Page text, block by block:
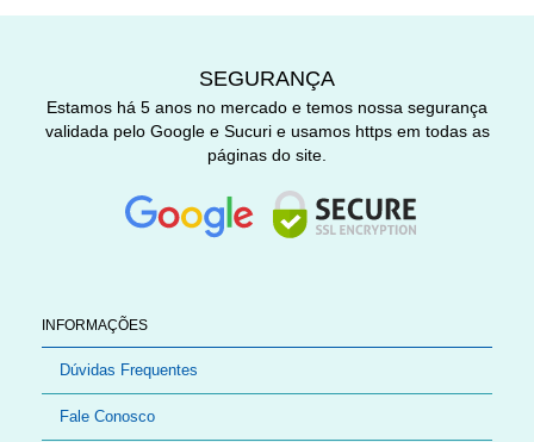
INFORMAÇÕES
Dúvidas Frequentes
Fale Conosco
SEGURANÇA
Estamos há 5 anos no mercado e temos nossa segurança
validada pelo Google e Sucuri e usamos https em todas as
páginas do site.